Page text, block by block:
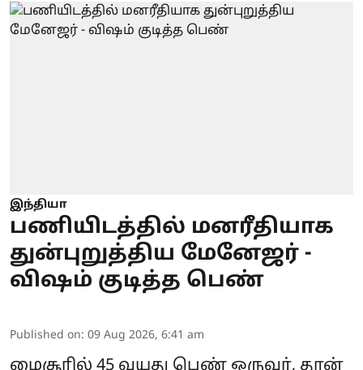
இந்தியா
பணியிடத்தில் மனரீதியாக
துன்புறுத்திய மேனேஜர் -
விஷம் குடித்த பெண்
Published on: 09 Aug 2026, 6:41 am
மைசூரில் 45 வயது பெண் ஒருவர், தான்